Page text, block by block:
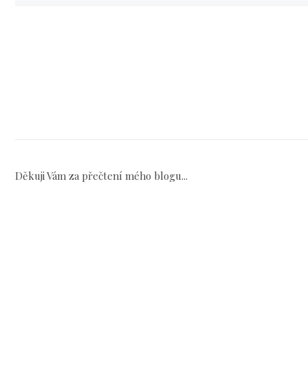
Děkuji Vám za přečtení mého blogu...